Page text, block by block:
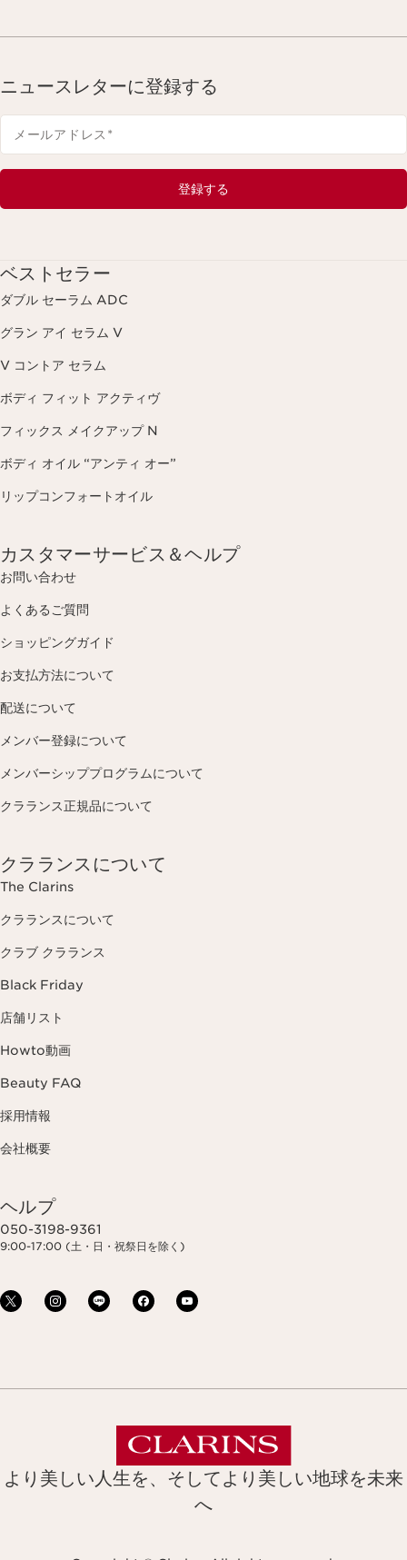
ニュースレターに登録する
メールアドレス *
登録する
ベストセラー
ダブル セーラム ADC
グラン アイ セラム V
V コントア セラム
ボディ フィット アクティヴ
フィックス メイクアップ N
ボディ オイル “アンティ オー”
リップコンフォートオイル
カスタマーサービス＆ヘルプ
お問い合わせ
よくあるご質問
ショッピングガイド
お支払方法について
配送について
メンバー登録について
メンバーシッププログラムについて
クラランス正規品について
クラランスについて
The Clarins
クラランスについて
クラブ クラランス
Black Friday
店舗リスト
Howto動画
Beauty FAQ
採用情報
会社概要
ヘルプ
050-3198-9361
9:00-17:00 (土・日・祝祭日を除く)
より美しい人生を、そしてより美しい地球を未来
へ